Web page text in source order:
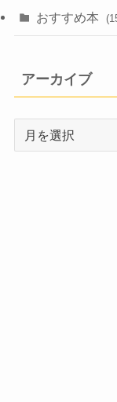
おすすめ本
アーカイブ